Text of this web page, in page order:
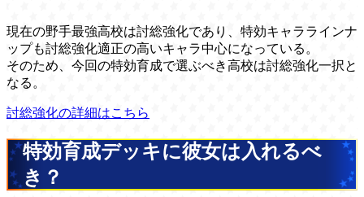
現在の野手最強高校は討総強化であり、特効キャララインナ
ップも討総強化適正の高いキャラ中心になっている。
そのため、今回の特効育成で選ぶべき高校は討総強化一択と
なる。
討総強化の詳細はこちら
特効育成デッキに彼女は入れるべ
き？